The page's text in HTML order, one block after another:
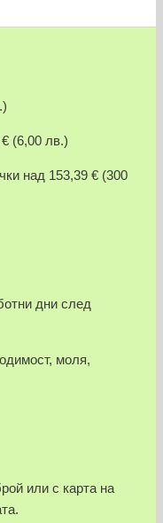
(6,00 лв.)
над 153,39 € (300
дни след
моля,
или с карта на